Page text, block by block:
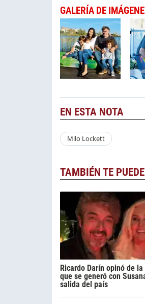
GALERÍA DE
EN ESTA NOTA
Milo Lockett
TAMBIÉN TE
Ricardo Darín opinó de
que se generó con
salida del país